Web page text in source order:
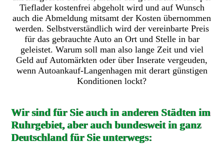
Tieflader kostenfrei abgeholt wird und auf Wunsch
auch die Abmeldung mitsamt der Kosten übernommen
werden. Selbstverständlich wird der vereinbarte Preis
für das gebrauchte Auto an Ort und Stelle in bar
geleistet. Warum soll man also lange Zeit und viel
Geld auf Automärkten oder über Inserate vergeuden,
wenn Autoankauf-Langenhagen mit derart günstigen
Konditionen lockt?
Wir sind für Sie auch in anderen Städten im
Ruhrgebiet, aber auch bundesweit in ganz
Deutschland für Sie unterwegs: